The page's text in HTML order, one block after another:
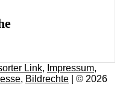
Link, Impressum,
, Bildrechte | © 2026